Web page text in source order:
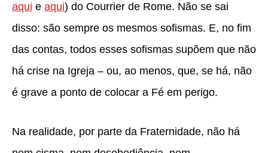
aqui e aqui) do Courrier de Rome. Não se sai
disso: são sempre os mesmos sofismas. E, no fim
das contas, todos esses sofismas supõem que não
há crise na Igreja – ou, ao menos, que, se há, não
é grave a ponto de colocar a Fé em perigo.
Na realidade, por parte da Fraternidade, não há